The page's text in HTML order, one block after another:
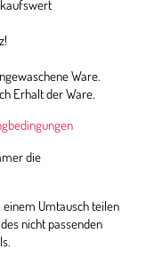
Ware.
Erhalt der Ware.
die
Umtausch teilen
nicht passenden